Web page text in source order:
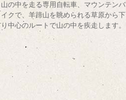
山の中を走る専用自転車、マウンテンバ
イクで、羊蹄山を眺められる草原から下
り中心のルートで山の中を疾走します。